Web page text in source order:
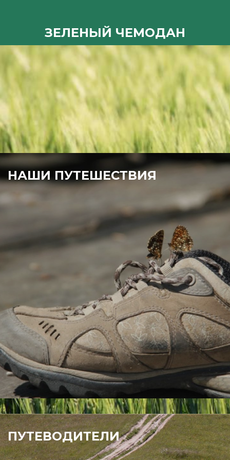
ЗЕЛЕНЫЙ ЧЕМОДАН
НАШИ ПУТЕШЕСТВИЯ
ПУТЕВОДИТЕЛИ